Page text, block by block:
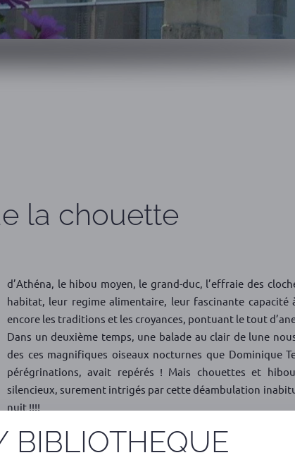
la chouette
d’Athéna, le hibou moyen, le grand-duc, l’effraie des
habitat, leur regime alimentaire, leur fascinante capacité
encore les traditions et les croyances, pontuant le tout
Dans un deuxième temps, une balade au clair de lune
des ces magnifiques oiseaux nocturnes que Dominique
pérégrinations, avait repérés ! Mais chouettes et
silencieux, surement intrigés par cette déambulation
nuit !!!!
Un grand merci à Dominique Testaert pour sa gentillesse et
BIBLIOTHEQUE